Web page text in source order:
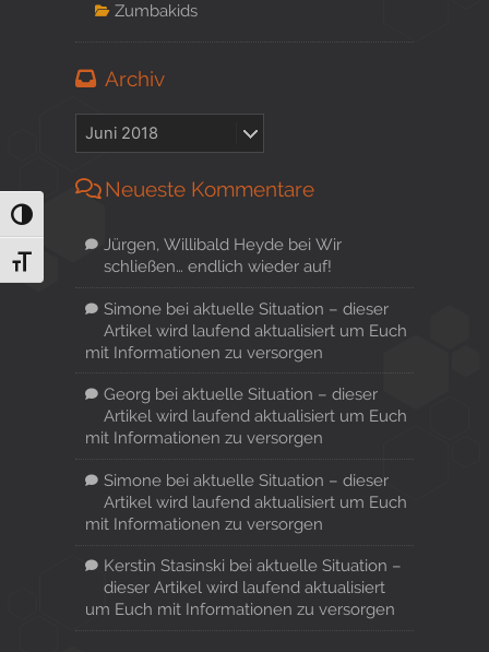
Umschalten auf hohe Kontraste
Schrift vergrößern
Zumbakids
Archiv
Neueste Kommentare
Jürgen, Willibald Heydebei Wir
schließen… endlich wieder auf!
Simonebei aktuelle Situation – dieser
Artikel wird laufend aktualisiert um Euch
mit Informationen zu versorgen
Georg bei aktuelle Situation – dieser
Artikel wird laufend aktualisiert um Euch
mit Informationen zu versorgen
Simonebei aktuelle Situation – dieser
Artikel wird laufend aktualisiert um Euch
mit Informationen zu versorgen
Kerstin Stasinski bei aktuelle Situation –
dieser Artikel wird laufend aktualisiert
um Euch mit Informationen zu versorgen